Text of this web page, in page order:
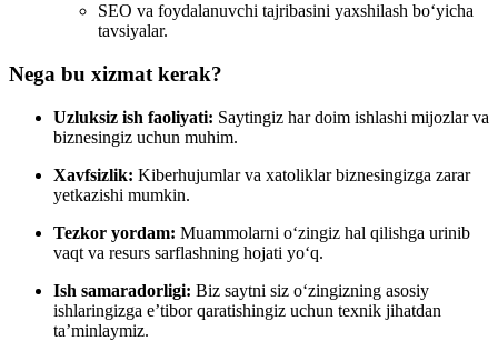
SEO va foydalanuvchi tajribasini yaxshilash bo‘yicha
tavsiyalar.
Nega bu xizmat kerak?
Uzluksiz ish faoliyati: Saytingiz har doim ishlashi mijozlar va
biznesingiz uchun muhim.
Xavfsizlik: Kiberhujumlar va xatoliklar biznesingizga zarar
yetkazishi mumkin.
Tezkor yordam: Muammolarni o‘zingiz hal qilishga urinib
vaqt va resurs sarflashning hojati yo‘q.
Ish samaradorligi: Biz saytni siz o‘zingizning asosiy
ishlaringizga e’tibor qaratishingiz uchun texnik jihatdan
ta’minlaymiz.